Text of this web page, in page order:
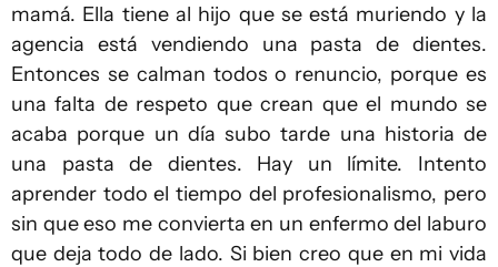
mamá. Ella tiene al hijo que se está muriendo y la
agencia está vendiendo una pasta de dientes.
Entonces se calman todos o renuncio, porque es
una falta de respeto que crean que el mundo se
acaba porque un día subo tarde una historia de
una pasta de dientes. Hay un límite. Intento
aprender todo el tiempo del profesionalismo, pero
sin que eso me convierta en un enfermo del laburo
que deja todo de lado. Si bien creo que en mi vida